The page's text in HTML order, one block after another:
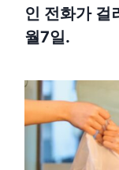
인 전화가 걸
월7일.